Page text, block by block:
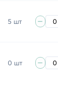
5 шт
0 шт